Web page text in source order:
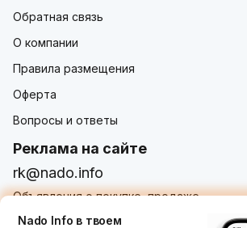
Обратная связь
О компании
Правила размещения
Оферта
Вопросы и ответы
Реклама на сайте
rk@nado.info
Объявления о покупке, продаже,
услугах от частных лиц и организаций
Nado Info в твоем